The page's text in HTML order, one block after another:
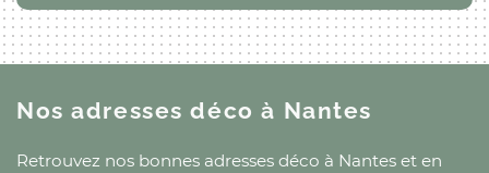
Nos adresses décoà Nantes
Retrouvez nos bonnes adresses déco à Nantes et en